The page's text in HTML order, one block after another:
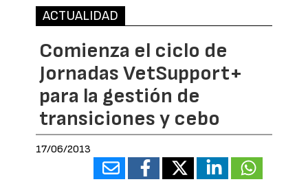
ACTUALIDAD
Comienza el ciclo de
Jornadas VetSupport+
para la gestión de
transiciones y cebo
17/06/2013